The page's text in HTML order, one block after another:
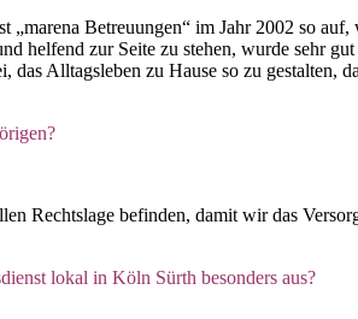
Betreuungen“ im Jahr 2002 so
helfend zur Seite zu stehen, wurde sehr
Alltagsleben zu Hause so zu
Rechtslage befinden, damit wir das
lokal in Köln Sürth besonders aus?